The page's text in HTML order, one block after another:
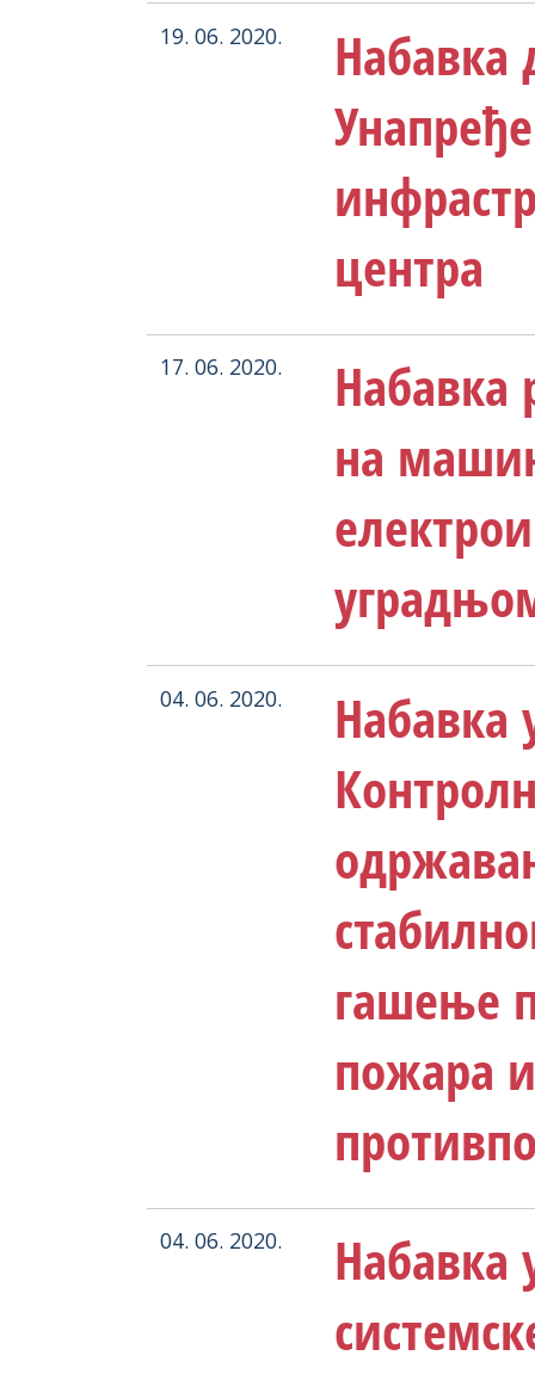
19. 06. 2020.
Набавка
центра
17. 06. 2020.
Набавка
на
04. 06. 2020.
Набавка
гашење
пожара
04. 06. 2020.
Набавка